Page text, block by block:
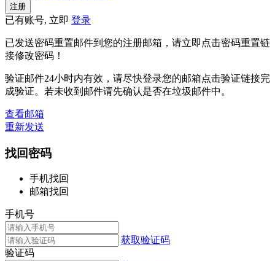
已有账号, 立即 登录
已发送密码重置邮件到您的注册邮箱，请立即点击密码重置链
接修改密码！
验证邮件24小时内有效，请尽快登录您的邮箱点击验证链接完
成验证。若未收到邮件请先确认是否在垃圾邮件中。
查看邮箱
重新发送
找回密码
手机找回
邮箱找回
手机号
获取验证码
验证码